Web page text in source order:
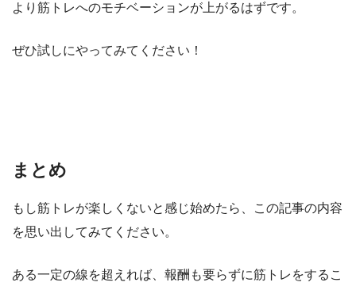
より筋トレへのモチベーションが上がるはずです。
ぜひ試しにやってみてください！
まとめ
もし筋トレが楽しくないと感じ始めたら、この記事の内容
を思い出してみてください。
ある一定の線を超えれば、報酬も要らずに筋トレをするこ